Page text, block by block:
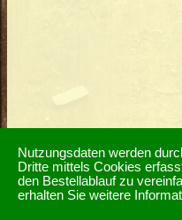
Nutzungsdaten werden
Dritte mittels Cookies
den Bestellablauf zu
erhalten Sie weitere